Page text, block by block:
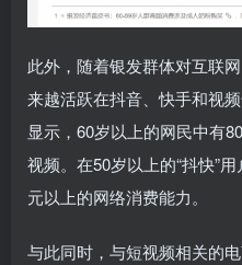
此外，随着银发群体对互联
来越活跃在抖音、快手和视
显示，60岁以上的网民中有
视频。在50岁以上的“抖快”
元以上的网络消费能力。
与此同时，与短视频相关的